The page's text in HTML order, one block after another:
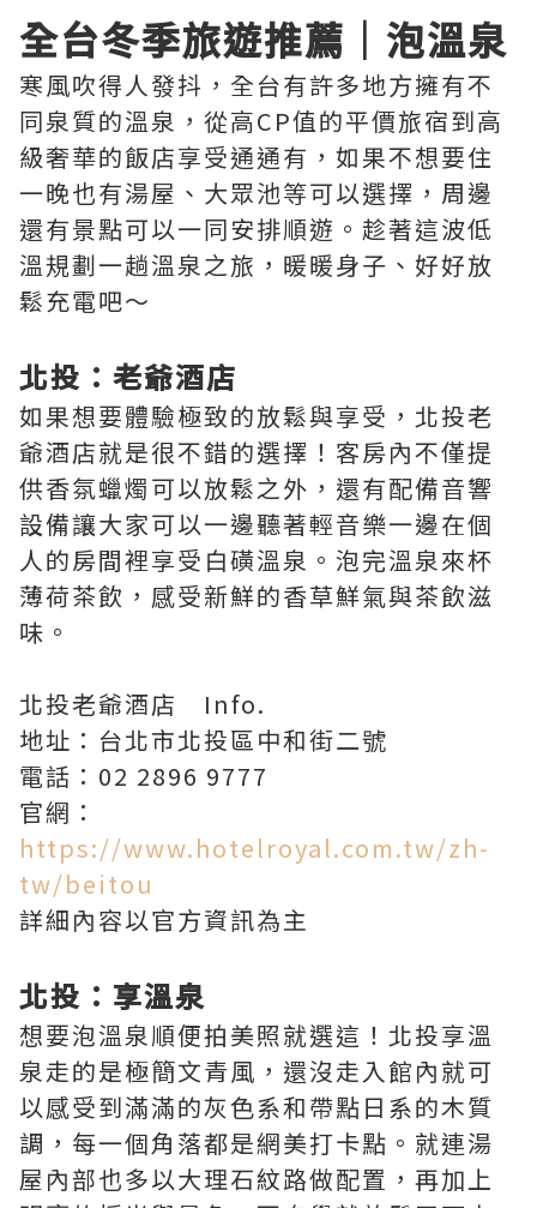
全台冬季旅遊推薦｜泡溫泉
寒風吹得人發抖，全台有許多地方擁有不
同泉質的溫泉，從高CP值的平價旅宿到高
級奢華的飯店享受通通有，如果不想要住
一晚也有湯屋、大眾池等可以選擇，周邊
還有景點可以一同安排順遊。趁著這波低
溫規劃一趟溫泉之旅，暖暖身子、好好放
鬆充電吧～
北投：老爺酒店
如果想要體驗極致的放鬆與享受，北投老
爺酒店就是很不錯的選擇！客房內不僅提
供香氛蠟燭可以放鬆之外，還有配備音響
設備讓大家可以一邊聽著輕音樂一邊在個
人的房間裡享受白磺溫泉。泡完溫泉來杯
薄荷茶飲，感受新鮮的香草鮮氣與茶飲滋
味。
北投老爺酒店 Info.
地址：台北市北投區中和街二號
電話：02 2896 9777
官網：
https://www.hotelroyal.com.tw/zh-
tw/beitou
詳細內容以官方資訊為主
北投：享溫泉
想要泡溫泉順便拍美照就選這！北投享溫
泉走的是極簡文青風，還沒走入館內就可
以感受到滿滿的灰色系和帶點日系的木質
調，每一個角落都是網美打卡點。就連湯
屋內部也多以大理石紋路做配置，再加上